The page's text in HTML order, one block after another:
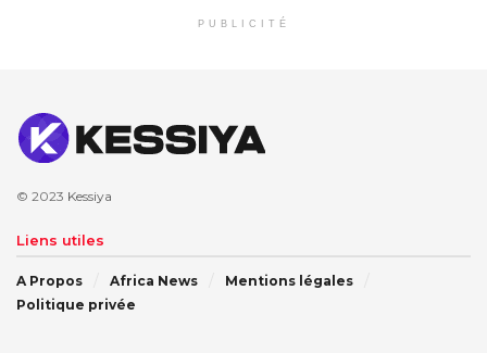
PUBLICITÉ
© 2023 Kessiya
Liens utiles
A Propos Africa News
Mentions légales
Politique privée